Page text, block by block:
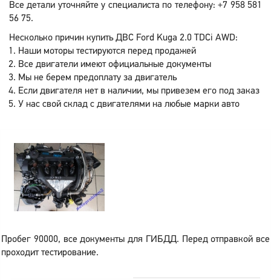
Все детали уточняйте у специалиста по телефону: +7 958 581
56 75.
Несколько причин купить ДВС Ford Kuga 2.0 TDCi AWD:
Наши моторы тестируются перед продажей
Все двигатели имеют официальные документы
Мы не берем предоплату за двигатель
Если двигателя нет в наличии, мы привезем его под заказ
У нас свой склад с двигателями на любые марки авто
Пробег 90000, все документы для ГИБДД. Перед отправкой все
проходит тестирование.